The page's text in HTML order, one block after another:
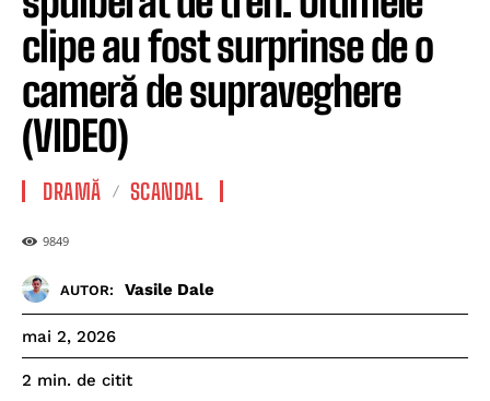
clipe au fost surprinse de o
cameră de supraveghere
(VIDEO)
DRAMĂ SCANDAL
9849
AUTOR: Vasile Dale
mai 2, 2026
2 min. de citit